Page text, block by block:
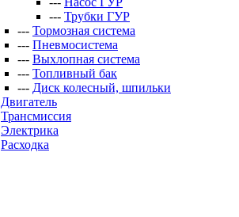
--- Трубки ГУР
--- Тормозная система
--- Пневмосистема
--- Выхлопная система
--- Топливный бак
--- Диск колесный, шпильки
Двигатель
Трансмиссия
Электрика
Расходка